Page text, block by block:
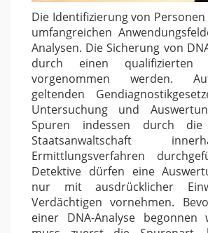
Die Identifizierung von
umfangreichen
Analysen. Die Sicherung von
durch einen qualifizierten
vorgenommen werden.
geltenden
Untersuchung und
Spuren indessen durch
Staatsanwaltschaft
Ermittlungsverfahren
Detektive dürfen eine
nur mit ausdrücklicher
Verdächtigen vornehmen.
einer DNA-Analyse begonnen